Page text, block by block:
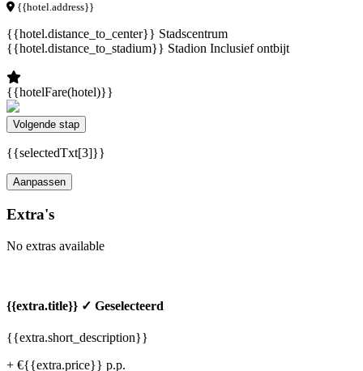
{{hotel.address}}
{{hotel.distance_to_center}} Stadscentrum
{{hotel.distance_to_stadium}} Stadion Inclusief ontbijt
{{hotelFare(hotel)}}
Volgende stap
{{selectedTxt[3]}}
Aanpassen
Extra's
No extras available
{{extra.title}} ✓ Geselecteerd
{{extra.short_description}}
+ €{{extra.price}} p.p.